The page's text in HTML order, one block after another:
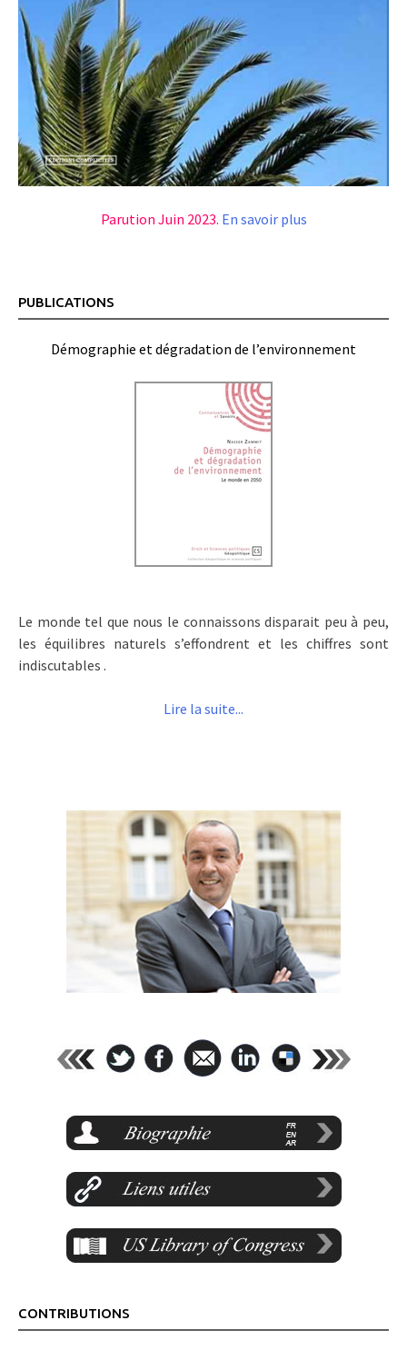
Parution Juin 2023. En savoir plus
PUBLICATIONS
Démographie et dégradation de l’environnement
Le monde tel que nous le connaissons disparait peu à peu,
les équilibres naturels s’effondrent et les chiffres sont
indiscutables .
Lire la suite...
CONTRIBUTIONS